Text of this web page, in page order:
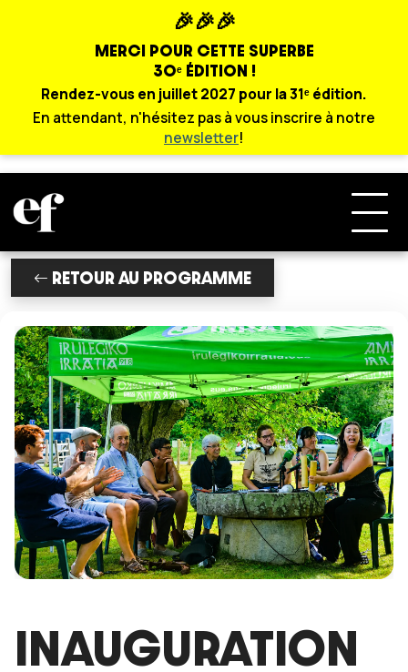
🎉🎉🎉
MERCI POUR CETTE SUPERBE
30ᵉ ÉDITION !
Rendez-vous en juillet 2027 pour la 31ᵉ édition.
En attendant, n'hésitez pas à vous inscrire à notre
newsletter!
RETOUR AU PROGRAMME
INAUGURATION